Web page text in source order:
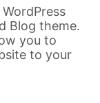
Blog theme.
you to
to your